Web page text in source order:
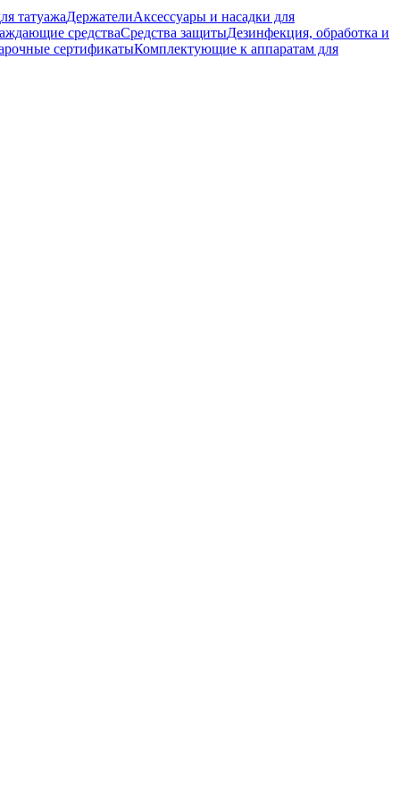
татуажаДержателиАксессуары и насадки для
средстваСредства защитыДезинфекция, обработка и
сертификатыКомплектующие к аппаратам для